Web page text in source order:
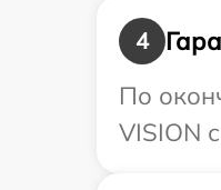
4
По
VISION